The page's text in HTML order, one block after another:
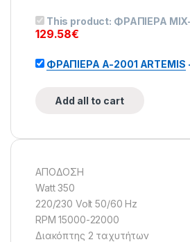
This product: ΦΡΑΠΙΕΡΑ
129.58€
ΦΡΑΠΙΕΡΑ Α-2001 ARTEMIS
Add all to cart
ΑΠΟΔΟΣΗ
Watt 350
220/230 Volt 50/60 Hz
RPM 15000-22000
Διακόπτης 2 ταχυτήτων